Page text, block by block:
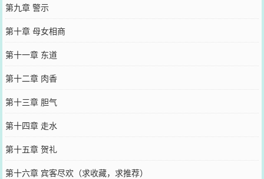
第九章 警示
第十章 母女相商
第十一章 东道
第十二章 肉香
第十三章 胆气
第十四章 走水
第十五章 贺礼
第十六章 宾客尽欢（求收藏，求推荐）